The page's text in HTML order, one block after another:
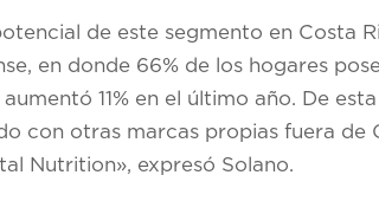
de este segmento en Costa
en donde 66% de los hogares
11% en el último año. De
con otras marcas propias fuera
Nutrition», expresó Solano.